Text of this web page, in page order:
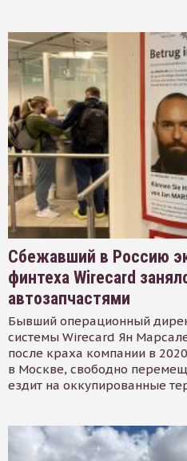
Сбежавший в Россию
финтеха Wirecard
автозапчастями
Бывший операционный
системы Wirecard Ян
после краха компании в
в Москве, свободно
ездит на оккупированные